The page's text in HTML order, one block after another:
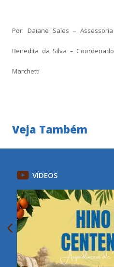
Por: Daiane Sales –
Benedita da Silva –
Marchetti
Veja Também
VÍDEOS